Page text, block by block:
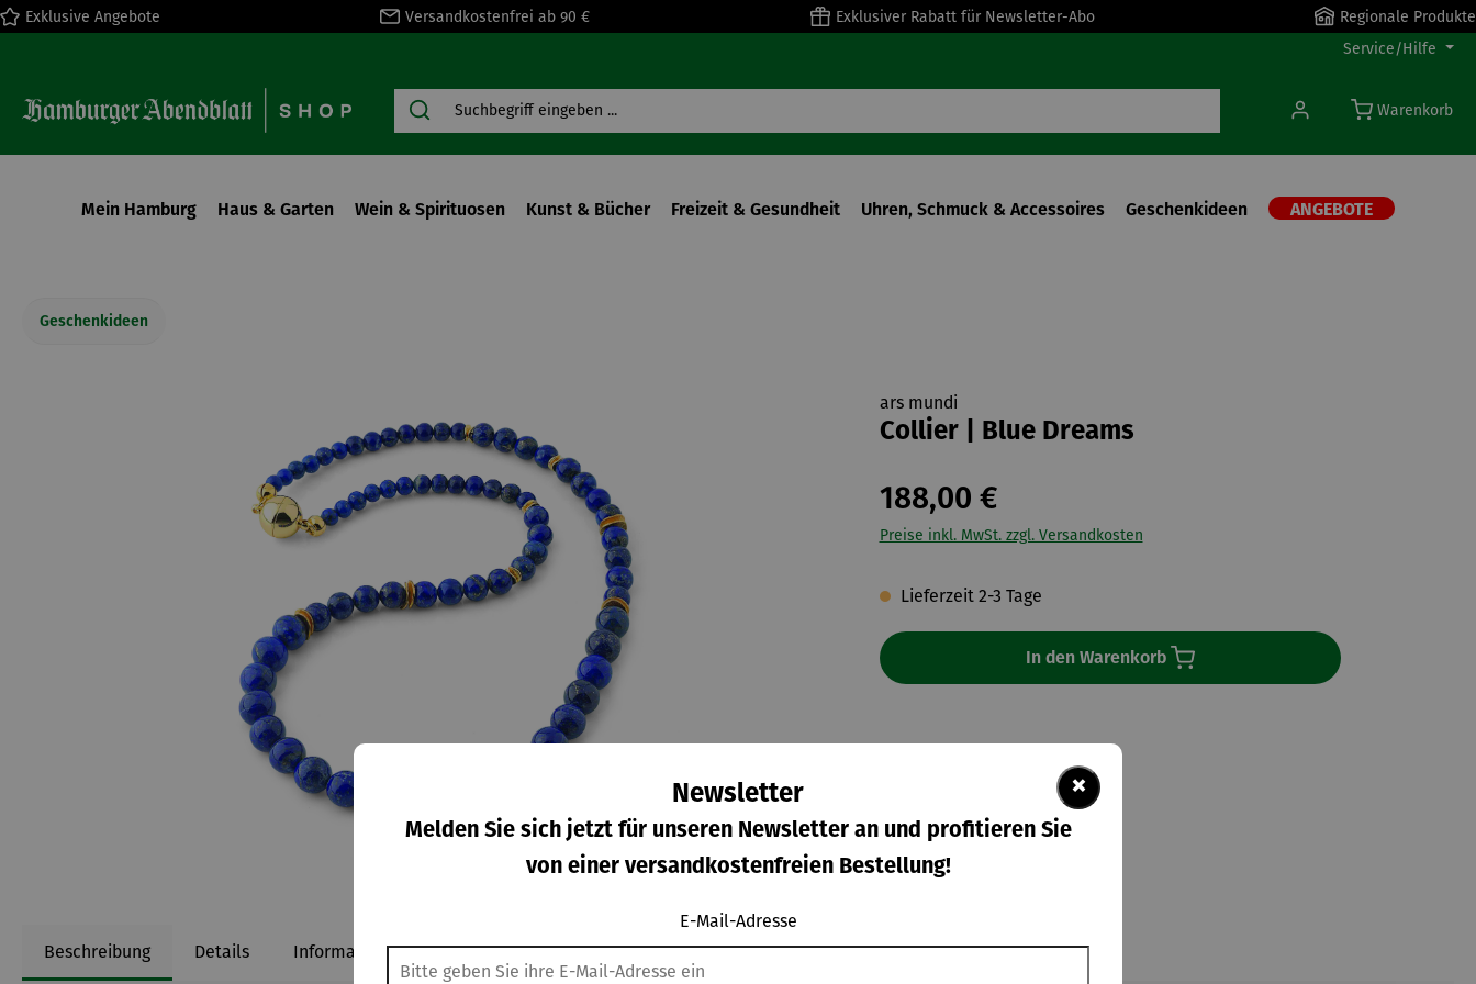
Zur Hauptnavigation springen
Exklusive Angebote Versandkostenfrei ab 90 € Exklusiver Rabatt für Newsletter-Abo
Regionale Produkte
Service/Hilfe
Warenkorb
Mein Hamburg Haus & Garten Wein & Spirituosen Kunst & Bücher Freizeit & Gesundheit Uhren, Schmuck & Accessoires Geschenkideen ANGEBOTE
Geschenkideen
ars mundi
Collier | Blue Dreams
188,00 €
Preise inkl. MwSt. zzgl. Versandkosten
Lieferzeit 2-3 Tage
In den Warenkorb
Beschreibung Details Informationen zum Hersteller Bewertungen
×
Newsletter
Melden Sie sich jetzt für unseren Newsletter an und profitieren Sie
von einer versandkostenfreien Bestellung!
E-Mail-Adresse